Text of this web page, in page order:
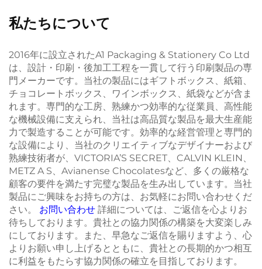
私たちについて
2016年に設立されたA1 Packaging & Stationery Co Ltd
は、設計・印刷・後加工工程を一貫して行う印刷製品の専
門メーカーです。当社の製品にはギフトボックス、紙箱、
チョコレートボックス、ワインボックス、紙袋などが含ま
れます。専門的な工房、熟練かつ効率的な従業員、高性能
な機械設備に支えられ、当社は高品質な製品を最大生産能
力で製造することが可能です。効率的な経営管理と専門的
な設備により、当社のクリエイティブなデザイナーおよび
熟練技術者が、VICTORIA’S SECRET、CALVIN KLEIN、
METZ A S、Avianense Chocolatesなど、多くの厳格な
顧客の要件を満たす完璧な製品を生み出しています。当社
製品にご興味をお持ちの方は、お気軽にお問い合わせくだ
さい。 お問い合わせ 詳細については、ご返信を心よりお
待ちしております。貴社との協力関係の構築を大変楽しみ
にしております。また、早急なご返信を賜りますよう、心
よりお願い申し上げるとともに、貴社との長期的かつ相互
に利益をもたらす協力関係の確立を目指しております。